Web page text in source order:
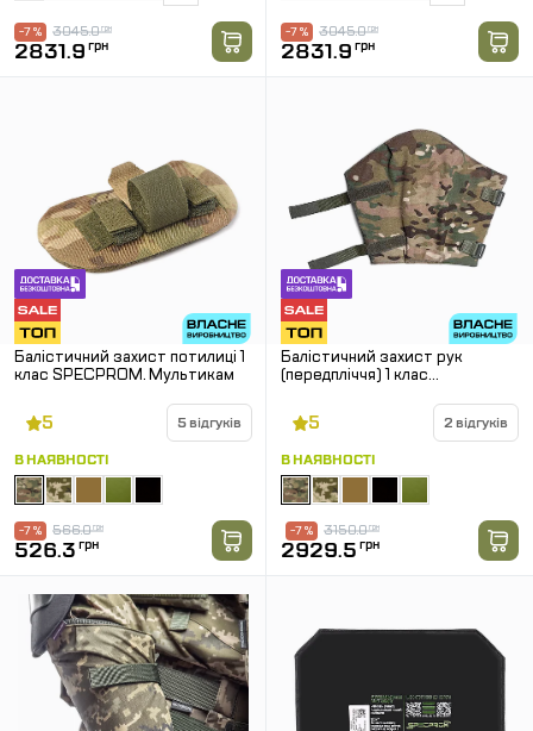
3045.0грн
-7 %
2831.9 грн
3045.0грн
-7 %
2831.9 грн
Балістичний захист потилиці 1
клас SPECPROM. Мультикам
5 5 відгуків
В НАЯВНОСТІ
566.0грн
-7 %
526.3 грн
Балістичний захист рук
(передпліччя) 1 клас
5 2 відгуків
В НАЯВНОСТІ
3150.0грн
-7 %
2929.5 грн